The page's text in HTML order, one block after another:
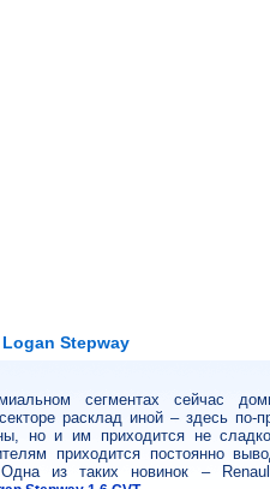
Stepway
сегментах сейчас
расклад иной – здесь по-
но и им приходится не
приходится постоянно
из таких новинок –